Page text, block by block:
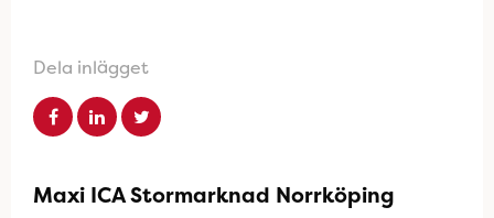
Dela inlägget
Maxi ICA Stormarknad Norrköping